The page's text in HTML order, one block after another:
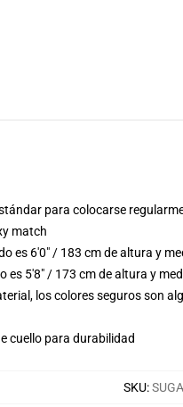
para colocarse
match
es 6'0" / 183 cm de altura y
es 5'8" / 173 cm de altura y
los colores seguros son
cuello para durabilidad
SKU: